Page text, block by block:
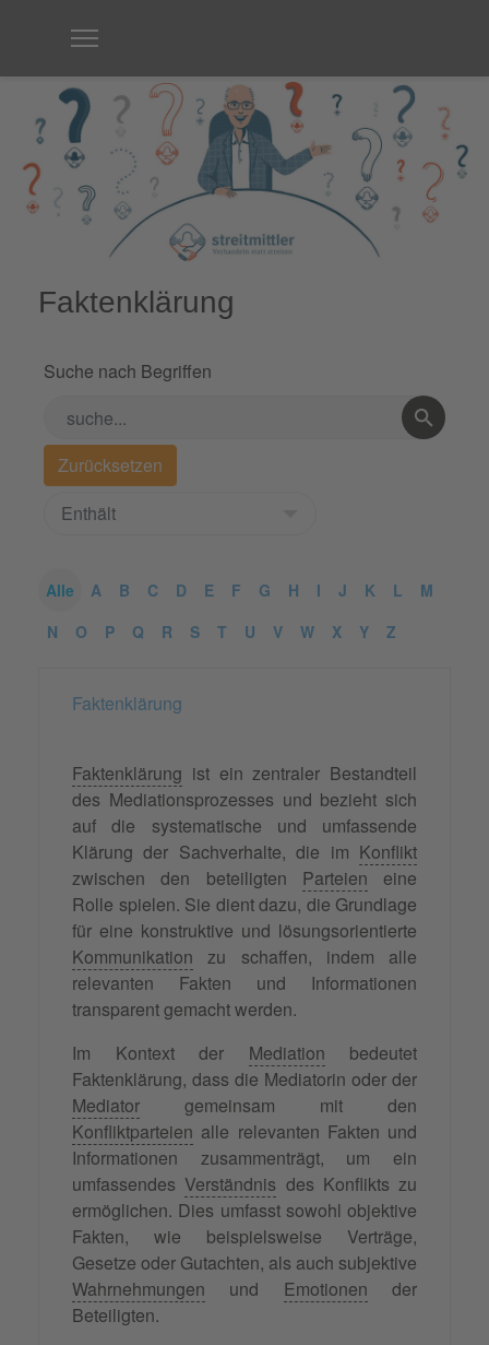
Faktenklärung
Suche nach Begriffen
Alle A B C D E F G H I J K L
M
N
O P Q R S T U V W X Y Z
Faktenklärung
Faktenklärung ist ein zentraler Bestandteil
des Mediationsprozesses und bezieht sich
auf die systematische und umfassende
Klärung der Sachverhalte, die im Konflikt
zwischen den beteiligten Parteien eine
Rolle spielen. Sie dient dazu, die Grundlage
für eine konstruktive und lösungsorientierte
Kommunikation zu schaffen, indem alle
relevanten Fakten und Informationen
transparent gemacht werden.
Im Kontext der Mediation bedeutet
Faktenklärung, dass die Mediatorin oder der
Mediator gemeinsam mit den
Konfliktparteien alle relevanten Fakten und
Informationen zusammenträgt, um ein
umfassendes Verständnis des Konflikts zu
ermöglichen. Dies umfasst sowohl objektive
Fakten, wie beispielsweise Verträge,
Gesetze oder Gutachten, als auch subjektive
Wahrnehmungen und Emotionen der
Beteiligten.